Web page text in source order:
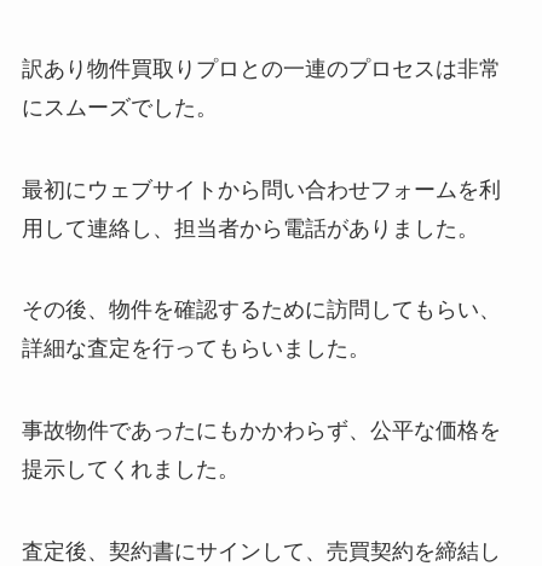
訳あり物件買取りプロとの一連のプロセスは非常
にスムーズでした。
最初にウェブサイトから問い合わせフォームを利
用して連絡し、担当者から電話がありました。
その後、物件を確認するために訪問してもらい、
詳細な査定を行ってもらいました。
事故物件であったにもかかわらず、公平な価格を
提示してくれました。
査定後、契約書にサインして、売買契約を締結し